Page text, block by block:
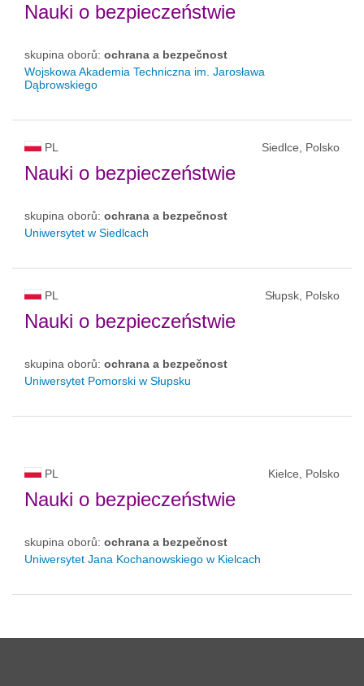
Nauki o bezpieczeństwie
skupina oborů: ochrana a bezpečnost
Wojskowa Akademia Techniczna im. Jarosława
Dąbrowskiego
PL Siedlce, Polsko
Nauki o bezpieczeństwie
skupina oborů: ochrana a bezpečnost
Uniwersytet w Siedlcach
PL Słupsk, Polsko
Nauki o bezpieczeństwie
skupina oborů: ochrana a bezpečnost
Uniwersytet Pomorski w Słupsku
PL Kielce, Polsko
Nauki o bezpieczeństwie
skupina oborů: ochrana a bezpečnost
Uniwersytet Jana Kochanowskiego w Kielcach